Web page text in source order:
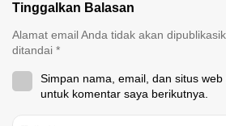
Tinggalkan Balasan
Alamat email Anda tidak akan
ditandai *
Simpan nama, email, dan situs
untuk komentar saya berikutnya.